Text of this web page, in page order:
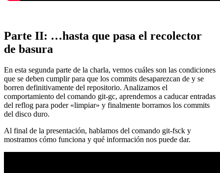
Parte II: …hasta que pasa el recolector
de basura
En esta segunda parte de la charla, vemos cuáles son las condiciones
que se deben cumplir para que los commits desaparezcan de y se
borren definitivamente del repositorio. Analizamos el
comportamiento del comando git-gc, aprendemos a caducar entradas
del reflog para poder «limpiar» y finalmente borramos los commits
del disco duro.
Al final de la presentación, hablamos del comando git-fsck y
mostramos cómo funciona y qué información nos puede dar.